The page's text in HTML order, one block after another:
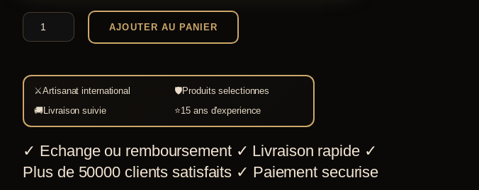
quantité
de
Hobbit
Epée
Thranduil
AJOUTER AU PANIER
⚔Artisanat international 🛡Produits selectionnes
🚚Livraison suivie ⭐15 ans d'experience
✓ Echange ou remboursement ✓ Livraison rapide ✓
Plus de 50000 clients satisfaits ✓ Paiement securise